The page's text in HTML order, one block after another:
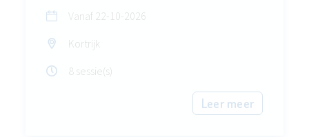
Vanaf 22-10-2026
Kortrijk
8 sessie(s)
Leer meer